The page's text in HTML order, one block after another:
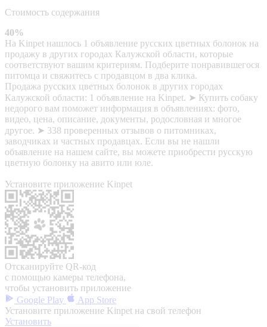
Стоимость содержания
40%
На Kinpet нашлось 1 объявление русских цветных болонок на
продажу в других городах Калужской области, которые
соответствуют вашим критериям. Подберите понравившегося
питомца и свяжитесь с продавцом в два клика.
Продажа русских цветных болонок в других городах
Калужской области: 1 объявление на Kinpet. ➤ Купить собаку
недорого вам поможет информация в объявлениях: фото,
видео, цена, описание, документы, родословная и многое
другое. ➤ 338 проверенных отзывов о питомниках,
заводчиках и частных продавцах. Если вы не нашли
объявление на нашем сайте, вы можете приобрести русскую
цветную болонку на авито или юле.
Установите приложение Kinpet
Отсканируйте QR-код
с помощью камеры телефона,
чтобы установить приложение
Google Play
App Store
Установите приложение Kinpet на свой телефон
Установить